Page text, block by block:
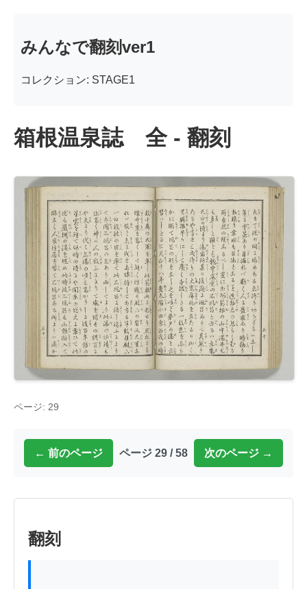
みんなで翻刻ver1
コレクション: STAGE1
箱根温泉誌 全 - 翻刻
ページ: 29
← 前のページ ページ 29 / 58 次のページ →
翻刻